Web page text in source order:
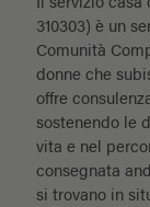
310303) è un
Comunità
donne che
offre
sostenendo le
vita e nel
consegnata
si trovano in